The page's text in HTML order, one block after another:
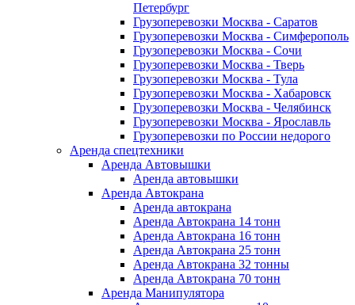
Петербург
Грузоперевозки Москва - Саратов
Грузоперевозки Москва - Симферополь
Грузоперевозки Москва - Сочи
Грузоперевозки Москва - Тверь
Грузоперевозки Москва - Тула
Грузоперевозки Москва - Хабаровск
Грузоперевозки Москва - Челябинск
Грузоперевозки Москва - Ярославль
Грузоперевозки по России недорого
Аренда спецтехники
Аренда Автовышки
Аренда автовышки
Аренда Автокрана
Аренда автокрана
Аренда Автокрана 14 тонн
Аренда Автокрана 16 тонн
Аренда Автокрана 25 тонн
Аренда Автокрана 32 тонны
Аренда Автокрана 70 тонн
Аренда Манипулятора